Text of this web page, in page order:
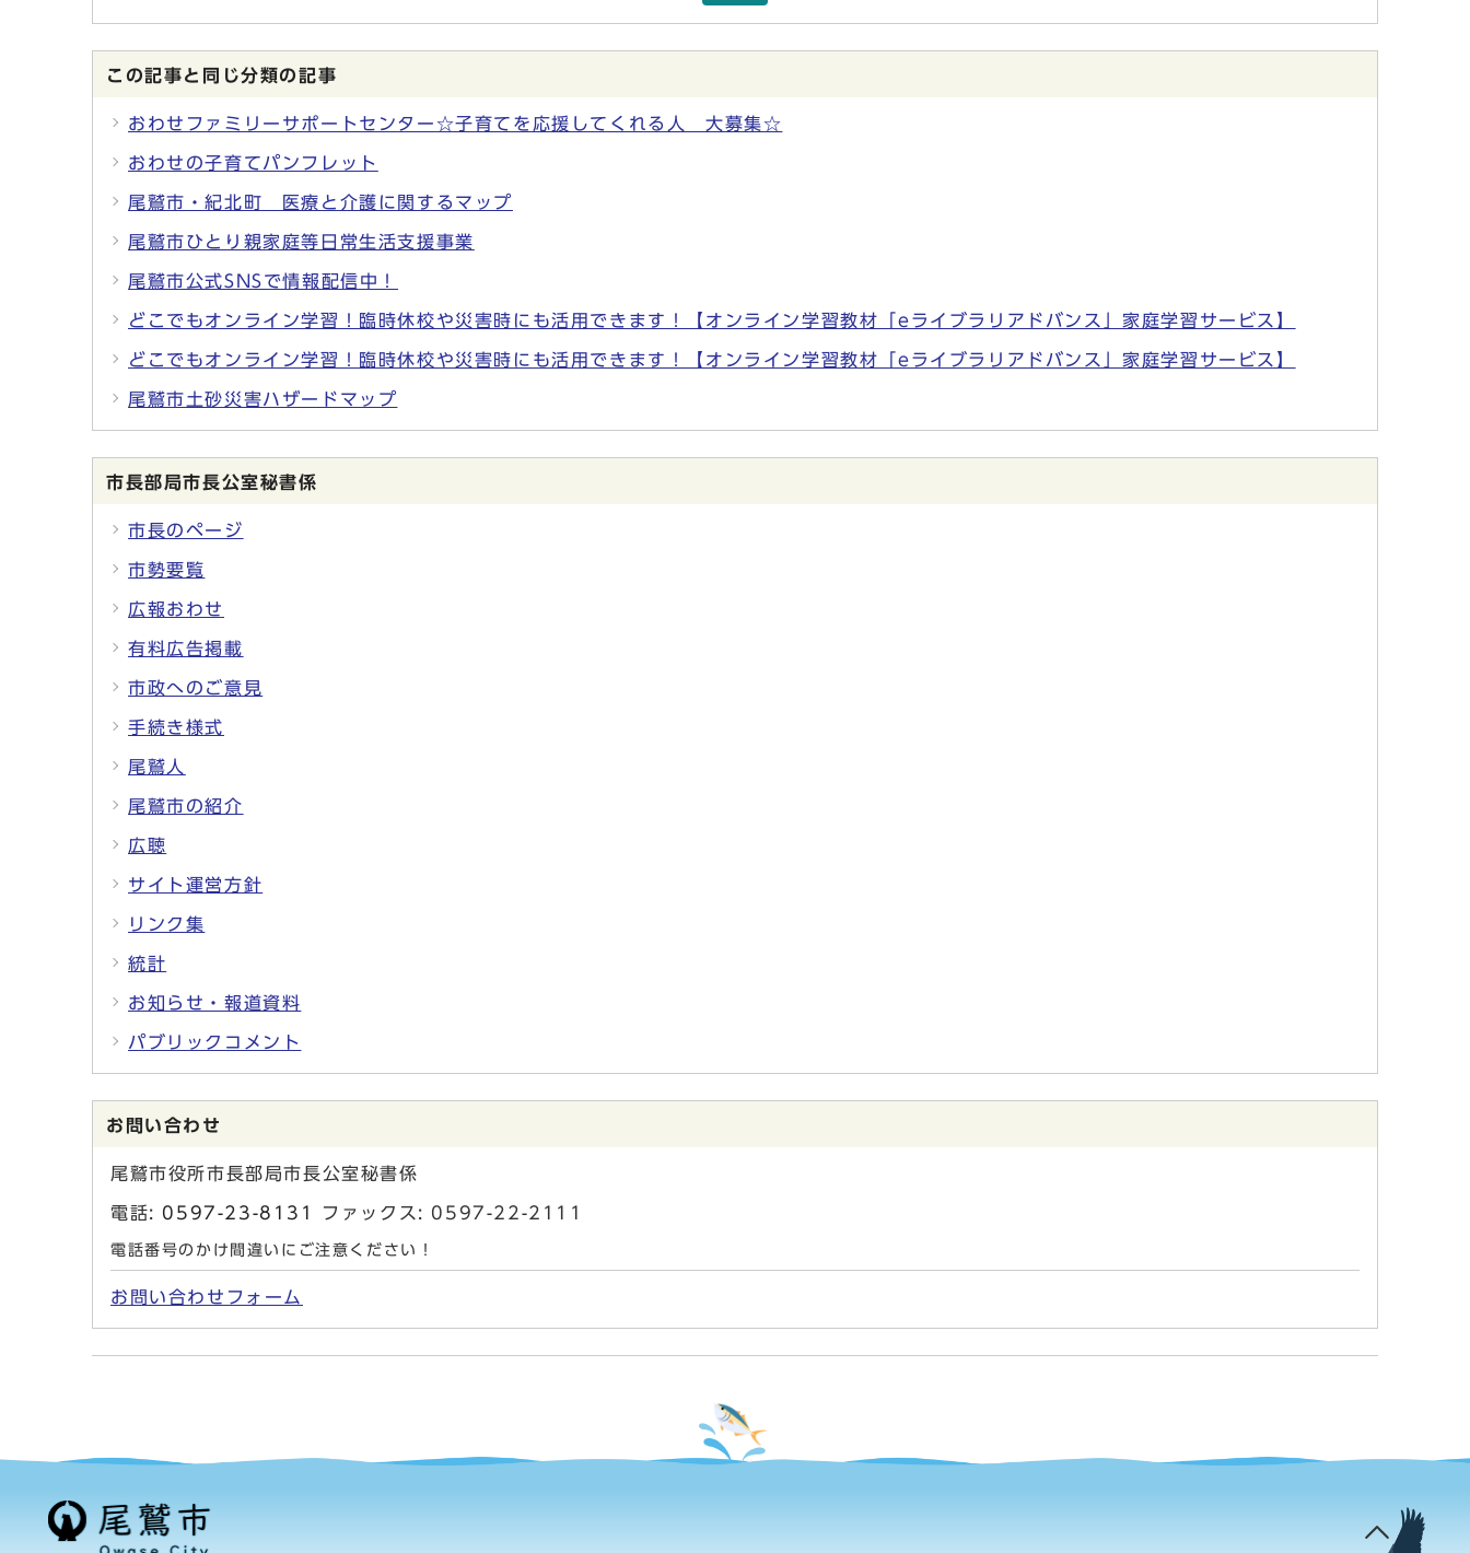
この記事と同じ分類の記事
おわせファミリーサポートセンター☆子育てを応援してくれる人 大募集☆
おわせの子育てパンフレット
尾鷲市・紀北町 医療と介護に関するマップ
尾鷲市ひとり親家庭等日常生活支援事業
尾鷲市公式SNSで情報配信中！
どこでもオンライン学習！臨時休校や災害時にも活用できます！【オンライン学習教材「eライブラリアドバンス」家庭学習サービス】
どこでもオンライン学習！臨時休校や災害時にも活用できます！【オンライン学習教材「eライブラリアドバンス」家庭学習サービス】
尾鷲市土砂災害ハザードマップ
市長部局市長公室秘書係
市長のページ
市勢要覧
広報おわせ
有料広告掲載
市政へのご意見
手続き様式
尾鷲人
尾鷲市の紹介
広聴
サイト運営方針
リンク集
統計
お知らせ・報道資料
パブリックコメント
お問い合わせ
尾鷲市役所市長部局市長公室秘書係
電話: 0597-23-8131 ファックス: 0597-22-2111
電話番号のかけ間違いにご注意ください！
お問い合わせフォーム